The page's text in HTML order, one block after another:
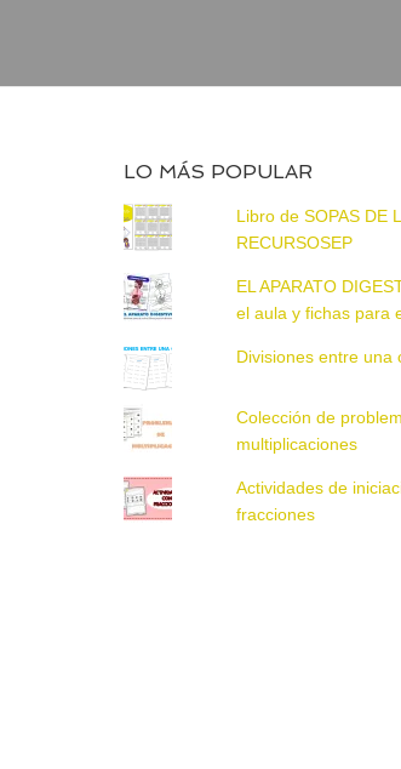
LO MÁS POPULAR
Libro de SOPAS DE
RECURSOSEP
EL APARATO
el aula y fichas para
Divisiones entre una
Colección de
multiplicaciones
Actividades de
fracciones